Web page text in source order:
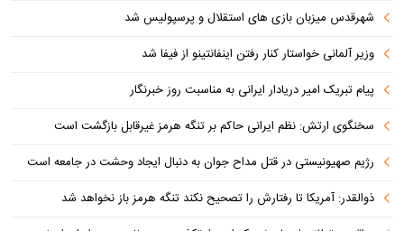
شهرقدس میزبان بازی های استقلال و پرسپولیس شد
وزیر آلمانی خواستار کنار رفتن اینفانتینو از فیفا شد
پیام تبریک امیر دریادار ایرانی به مناسبت روز خبرنگار
سخنگوی ارتش: نظم ایرانی حاکم بر تنگه هرمز غیرقابل بازگشت است
رژیم صهیونیستی در قتل مداح جوان به دنبال ایجاد وحشت در جامعه است
ذوالقدر: آمریکا تا رفتارش را تصحیح نکند تنگه هرمز باز نخواهد شد